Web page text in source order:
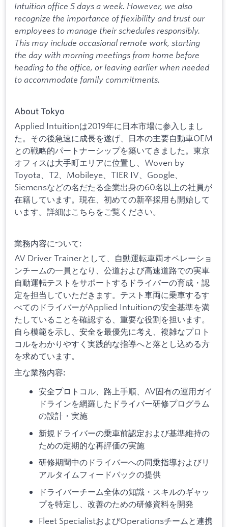
Intuition office 5 days a week. However, we also
recognize the importance of flexibility and trust our
employees to manage their schedules responsibly.
This may include occasional remote work, starting
the day with morning meetings from home before
heading to the office, or leaving earlier when needed
to accommodate family commitments.
About Tokyo
Applied Intuitionは2019年に日本市場に参入しまし
た。その後急速に成長を遂げ、日本の主要自動車OEM
との戦略的パートナーシップを築いてきました。東京
オフィスは大手町エリアに位置し、Woven by
Toyota、T2、Mobileye、TIER IV、Google、
Siemensなどの名だたる企業出身の60名以上の社員が
在籍しています。現在、初めての新卒採用も開始して
います。詳細はこちらをご覧ください。
業務内容について:
AV Driver Trainerとして、自動運転車両オペレーショ
ンチームの一員となり、公道および高速道路での実車
自動運転テストをサポートするドライバーの育成・認
定を担当していただきます。テスト車両に乗車するす
べてのドライバーがApplied Intuitionの安全基準を満
たしていることを確認する、重要な役割を担います。
自ら模範を示し、安全を最優先に考え、複雑なプロト
コルをわかりやすく実践的な指導へと落とし込める方
を求めています。
主な業務内容:
安全プロトコル、路上手順、AV固有の運用ガイ
ドラインを網羅したドライバー研修プログラム
の設計・実施
新規ドライバーの乗車前認定および基準維持の
ための定期的な再評価の実施
研修期間中のドライバーへの同乗指導およびリ
アルタイムフィードバックの提供
ドライバーチーム全体の知識・スキルのギャッ
プを特定し、改善のための研修資料を開発
Fleet SpecialistおよびOperationsチームと連携